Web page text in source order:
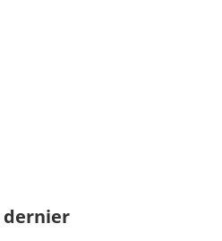
dernier